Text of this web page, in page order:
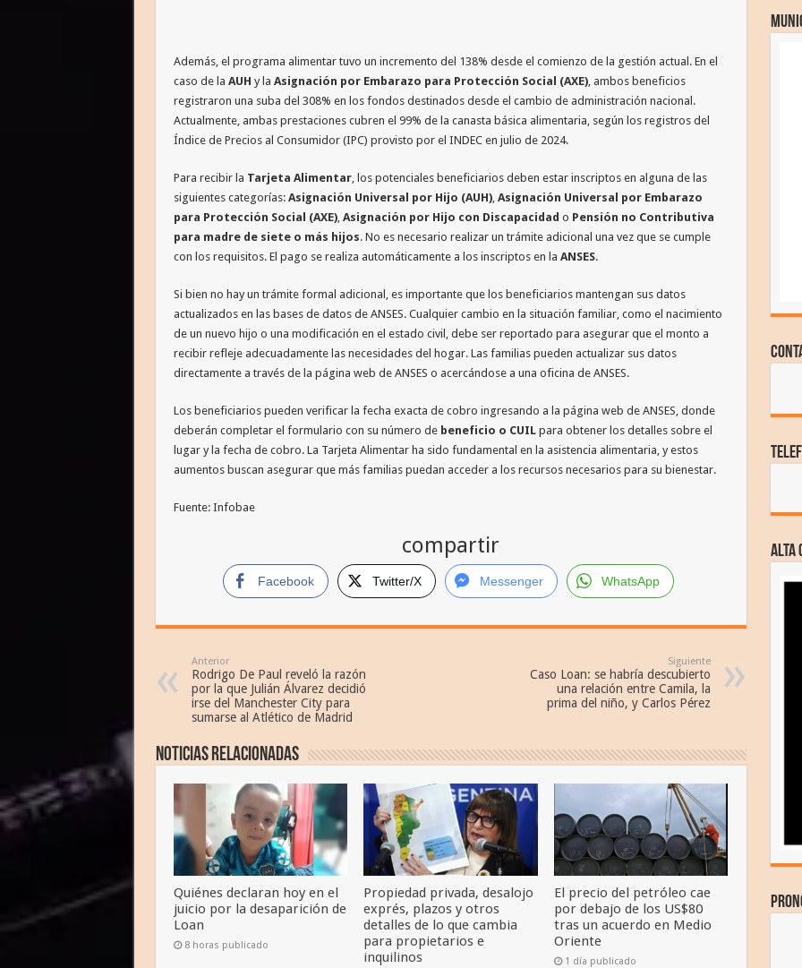
Además, el programa alimentar tuvo un incremento del 138% desde el comienzo de la gestión actual. En el
caso de la AUH y la Asignación por Embarazo para Protección Social (AXE), ambos beneficios
registraron una suba del 308% en los fondos destinados desde el cambio de administración nacional.
Actualmente, ambas prestaciones cubren el 99% de la canasta básica alimentaria, según los registros del
Índice de Precios al Consumidor (IPC) provisto por el INDEC en julio de 2024.
Para recibir la Tarjeta Alimentar, los potenciales beneficiarios deben estar inscriptos en alguna de las
siguientes categorías: Asignación Universal por Hijo (AUH), Asignación Universal por Embarazo
para Protección Social (AXE), Asignación por Hijo con Discapacidad o Pensión no Contributiva
para madre de siete o más hijos. No es necesario realizar un trámite adicional una vez que se cumple
con los requisitos. El pago se realiza automáticamente a los inscriptos en la ANSES.
Si bien no hay un trámite formal adicional, es importante que los beneficiarios mantengan sus datos
actualizados en las bases de datos de ANSES. Cualquier cambio en la situación familiar, como el nacimiento
de un nuevo hijo o una modificación en el estado civil, debe ser reportado para asegurar que el monto a
recibir refleje adecuadamente las necesidades del hogar. Las familias pueden actualizar sus datos
directamente a través de la página web de ANSES o acercándose a una oficina de ANSES.
Los beneficiarios pueden verificar la fecha exacta de cobro ingresando a la página web de ANSES, donde
deberán completar el formulario con su número de beneficio o CUILpara obtener los detalles sobre el
lugar y la fecha de cobro. La Tarjeta Alimentar ha sido fundamental en la asistencia alimentaria, y estos
aumentos buscan asegurar que más familias puedan acceder a los recursos necesarios para su bienestar.
Fuente: Infobae
compartir
Facebook Twitter/X Messenger WhatsApp
Anterior
Rodrigo De Paul reveló la razón
por la que Julián Álvarez decidió
irse del Manchester City para
sumarse al Atlético de Madrid
Siguiente
Caso Loan: se habría descubierto
una relación entre Camila, la
prima del niño, y Carlos Pérez
Noticias relacionadas
Quiénes declaran hoy en el
juicio por la desaparición de
Loan
8 horas publicado
Propiedad privada, desalojo
exprés, plazos y otros
detalles de lo que cambia
para propietarios e
inquilinos
El precio del petróleo cae
por debajo de los US$80
tras un acuerdo en Medio
Oriente
1 día publicado
ALTA